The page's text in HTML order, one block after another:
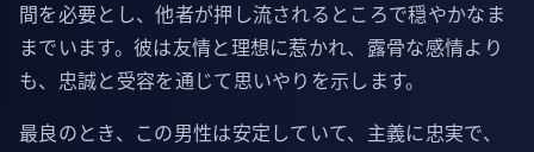
間を必要とし、他者が押し流されるところで穏やかなま
までいます。彼は友情と理想に惹かれ、露骨な感情より
も、忠誠と受容を通じて思いやりを示します。
最良のとき、この男性は安定していて、主義に忠実で、